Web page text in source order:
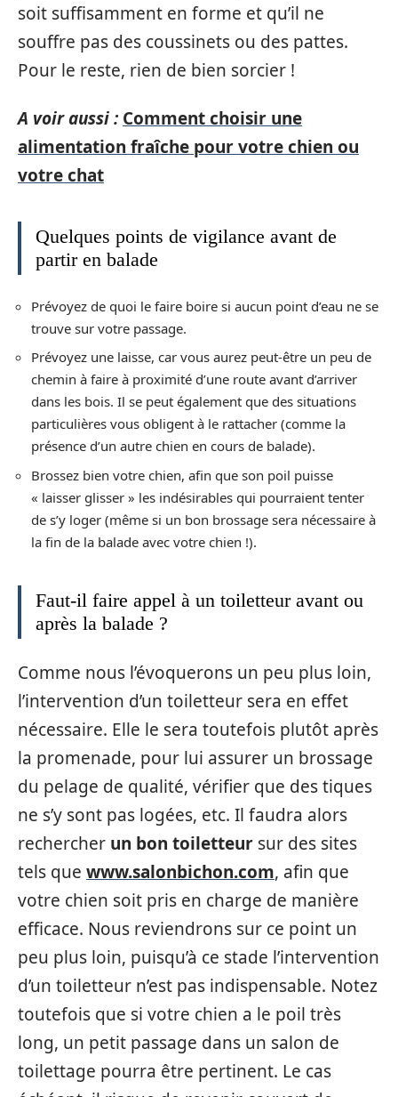
soit suffisamment en forme et qu’il ne
souffre pas des coussinets ou des pattes.
Pour le reste, rien de bien sorcier !
A voir aussi : Comment choisir une
alimentation fraîche pour votre chien ou
votre chat
Quelques points de vigilance avant de
partir en balade
Prévoyez de quoi le faire boire si aucun point d’eau ne se
trouve sur votre passage.
Prévoyez une laisse, car vous aurez peut-être un peu de
chemin à faire à proximité d’une route avant d’arriver
dans les bois. Il se peut également que des situations
particulières vous obligent à le rattacher (comme la
présence d’un autre chien en cours de balade).
Brossez bien votre chien, afin que son poil puisse
« laisser glisser » les indésirables qui pourraient tenter
de s’y loger (même si un bon brossage sera nécessaire à
la fin de la balade avec votre chien !).
Faut-il faire appel à un toiletteur avant ou
après la balade ?
Comme nous l’évoquerons un peu plus loin,
l’intervention d’un toiletteur sera en effet
nécessaire. Elle le sera toutefois plutôt après
la promenade, pour lui assurer un brossage
du pelage de qualité, vérifier que des tiques
ne s’y sont pas logées, etc. Il faudra alors
rechercher un bon toiletteur sur des sites
tels que www.salonbichon.com, afin que
votre chien soit pris en charge de manière
efficace. Nous reviendrons sur ce point un
peu plus loin, puisqu’à ce stade l’intervention
d’un toiletteur n’est pas indispensable. Notez
toutefois que si votre chien a le poil très
long, un petit passage dans un salon de
toilettage pourra être pertinent. Le cas